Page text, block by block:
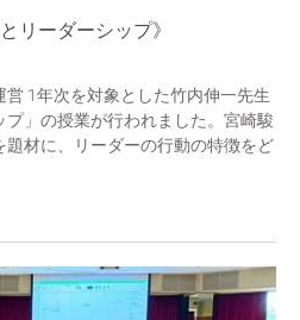
リーダーシップ》
営 1年次を対象とした竹内伸一先生
」の授業が行われました。宮崎駿
材に、リーダーの行動の特徴をど